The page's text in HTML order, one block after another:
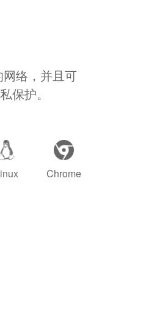
络，并且可
保护。
Chrome